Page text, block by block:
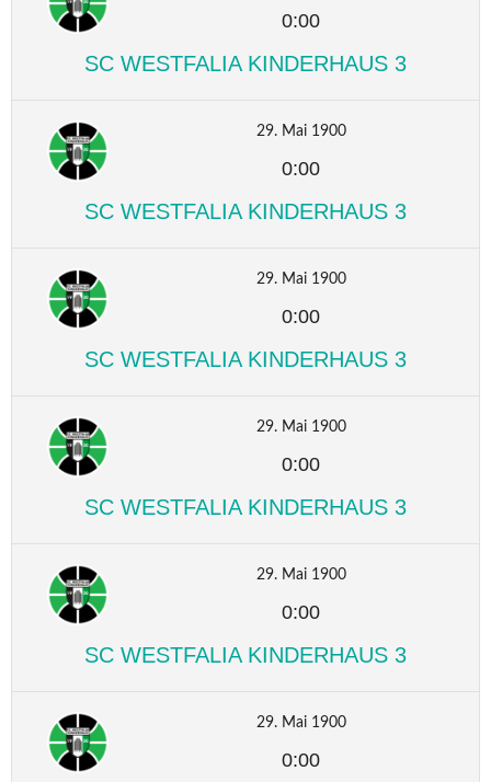
0:00
SC WESTFALIA KINDERHAUS 3
29. Mai 1900
0:00
SC WESTFALIA KINDERHAUS 3
29. Mai 1900
0:00
SC WESTFALIA KINDERHAUS 3
29. Mai 1900
0:00
SC WESTFALIA KINDERHAUS 3
29. Mai 1900
0:00
SC WESTFALIA KINDERHAUS 3
29. Mai 1900
0:00